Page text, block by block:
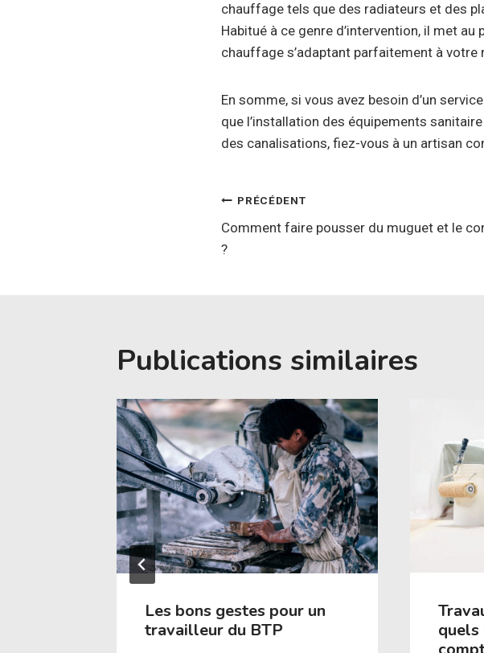
chauffage tels que des radiateurs et des
Habitué à ce genre d’intervention, il met
chauffage s’adaptant parfaitement à
En somme, si vous avez besoin d’un
que l’installation des équipements
des canalisations, fiez-vous à un artisan
Navigation
de
PRÉCÉDENT
Comment faire pousser du muguet et le
?
Publications similaires
Les bons gestes pour un
travailleur du BTP
quels